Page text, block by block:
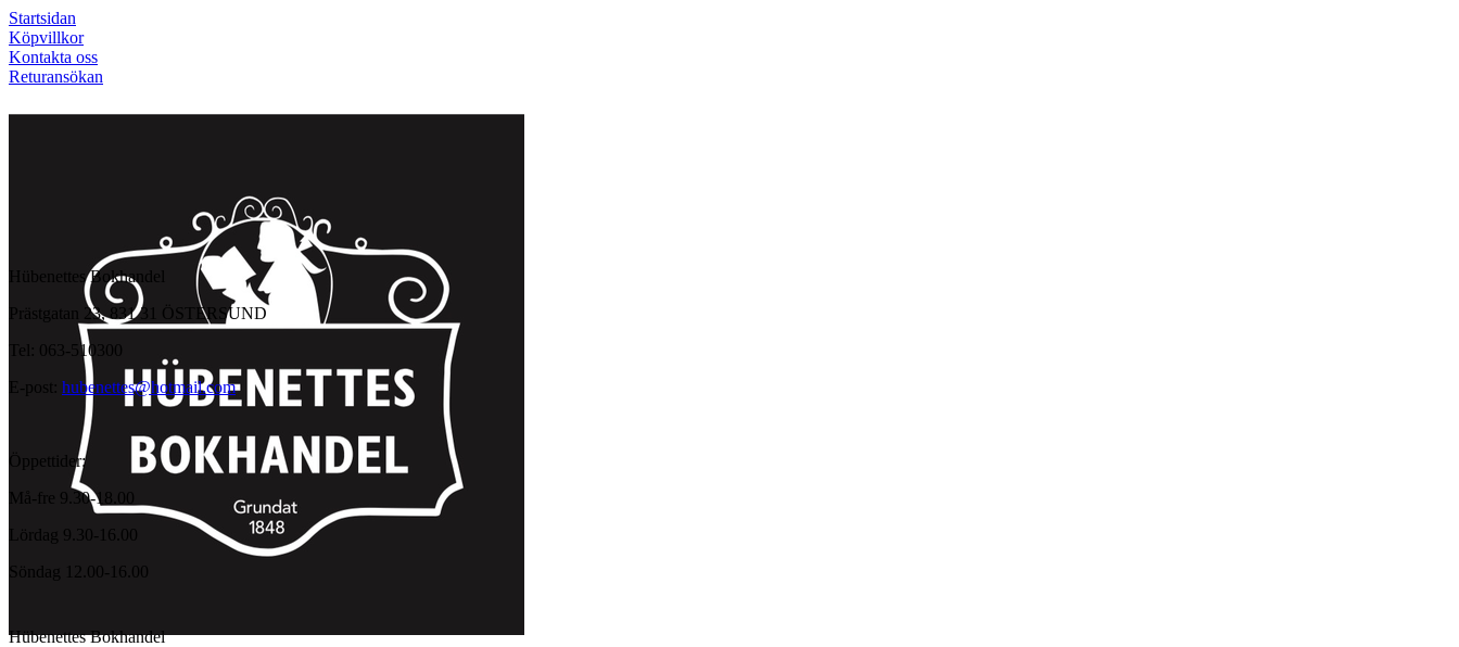
Startsidan
Köpvillkor
Kontakta oss
Returansökan
Hübenettes Bokhandel
Prästgatan 23, 831 31 ÖSTERSUND
Tel: 063-510300
E-post: hubenettes@hotmail.com
Öppettider:
Må-fre 9.30-18.00
Lördag 9.30-16.00
Söndag 12.00-16.00
Hübenettes Bokhandel